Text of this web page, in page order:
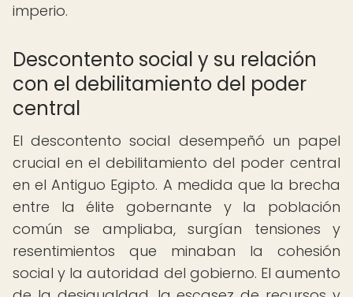
imperio.
Descontento social y su relación
con el debilitamiento del poder
central
El descontento social desempeñó un papel
crucial en el debilitamiento del poder central
en el Antiguo Egipto. A medida que la brecha
entre la élite gobernante y la población
común se ampliaba, surgían tensiones y
resentimientos que minaban la cohesión
social y la autoridad del gobierno. El aumento